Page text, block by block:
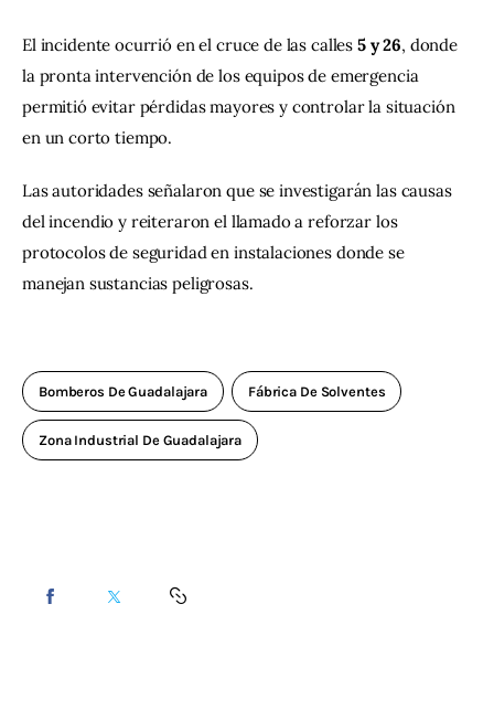
El incidente ocurrió en el cruce de las calles 5 y 26, donde
la pronta intervención de los equipos de emergencia
permitió evitar pérdidas mayores y controlar la situación
en un corto tiempo.
Las autoridades señalaron que se investigarán las causas
del incendio y reiteraron el llamado a reforzar los
protocolos de seguridad en instalaciones donde se
manejan sustancias peligrosas.
Bomberos De Guadalajara Fábrica De Solventes
Zona Industrial De Guadalajara